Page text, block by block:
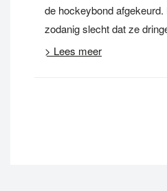
de hockeybond
zodanig slecht dat ze
> Lees meer